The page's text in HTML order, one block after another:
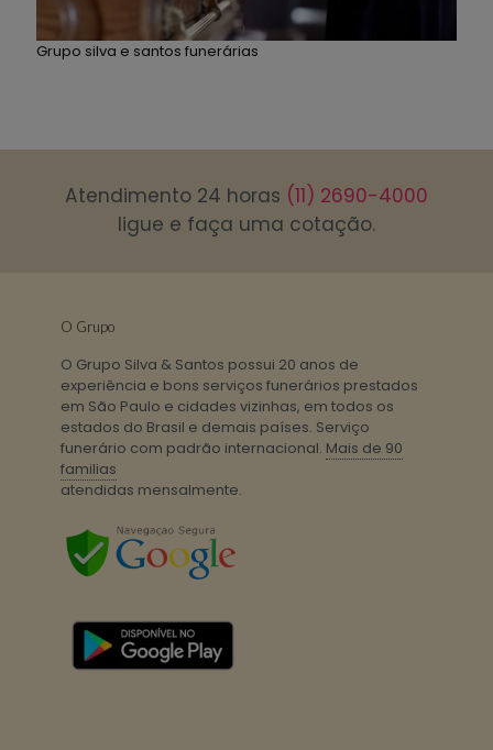
Grupo silva e santos funerárias
Atendimento 24 horas (11) 2690-4000
ligue e faça uma cotação.
O Grupo
O Grupo Silva & Santos possui 20 anos de
experiência e bons serviços funerários prestados
em São Paulo e cidades vizinhas, em todos os
estados do Brasil e demais países. Serviço
funerário com padrão internacional. Mais de 90
familias
atendidas mensalmente.